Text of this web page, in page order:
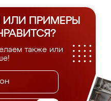
ИЛИ ПРИМЕРЫ
также или